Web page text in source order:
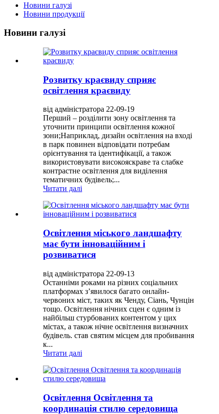
Новини галузі
Новини продукції
Новини галузі
Розвитку краєвиду сприяє
освітлення краєвиду
від адміністратора 22-09-19
Перший – розділити зону освітлення та
уточнити принципи освітлення кожної
зони;Наприклад, дизайн освітлення на вході
в парк повинен відповідати потребам
орієнтування та ідентифікації, а також
використовувати високояскраве та слабке
контрастне освітлення для виділення
тематичних будівель;...
Читати далі
Освітлення міського ландшафту
має бути інноваційним і
розвиватися
від адміністратора 22-09-13
Останніми роками на різних соціальних
платформах з’явилося багато онлайн-
червоних міст, таких як Ченду, Сіань, Чунцін
тощо. Освітлення нічних сцен є одним із
найбільш стурбованих контентом у цих
містах, а також нічне освітлення визначних
будівель. став святим місцем для пробивання
к...
Читати далі
Освітлення Освітлення та
координація стилю середовища